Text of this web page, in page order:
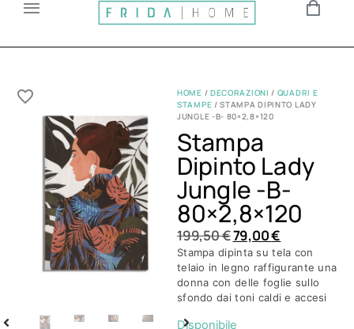
HOME / DECORAZIONI / QUADRI E
STAMPE / STAMPA DIPINTO LADY
JUNGLE -B- 80×2,8×120
Stampa
Dipinto Lady
Jungle -b-
80×2,8×120
199,50€79,00€
Stampa dipinta su tela con
telaio in legno raffigurante una
donna con delle foglie sullo
sfondo dai toni caldi e accesi
Disponibile